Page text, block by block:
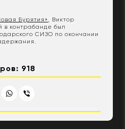
Бурятия»
, Виктор
контрабанде был
СИЗО по окончании
918